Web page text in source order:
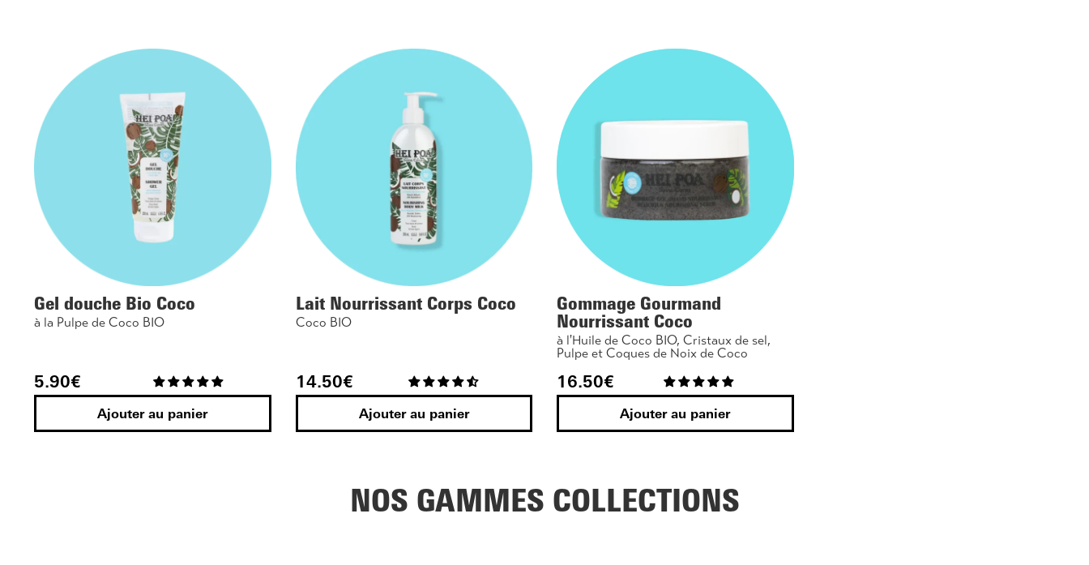
Gel douche Bio Coco
à la Pulpe de Coco BIO
5.90€
Ajouter au panier
Lait Nourrissant Corps Coco
Coco BIO
14.50€
Ajouter au panier
Gommage Gourmand
Nourrissant Coco
à l'Huile de Coco BIO, Cristaux de sel,
Pulpe et Coques de Noix de Coco
16.50€
Ajouter au panier
NOS GAMMES COLLECTIONS